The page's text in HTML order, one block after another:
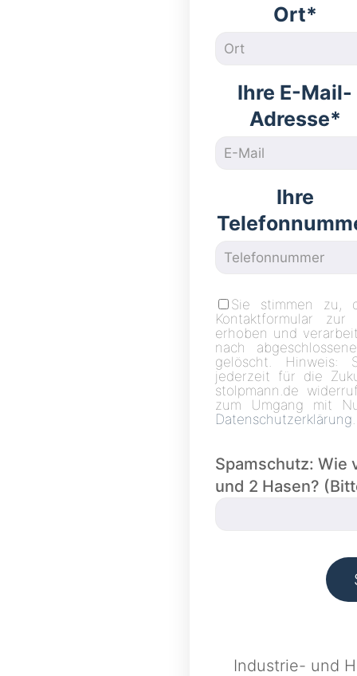
Ort*
Ihre E-Mail-
Adresse*
Ihre
Sie stimmen zu,
Kontaktformular
erhoben und
nach
gelöscht. Hinweis:
jederzeit für die
stolpmann.de
zum Umgang mit
Datenschutzerklärung
Spamschutz: Wie
und 2 Hasen?
Industrie- und